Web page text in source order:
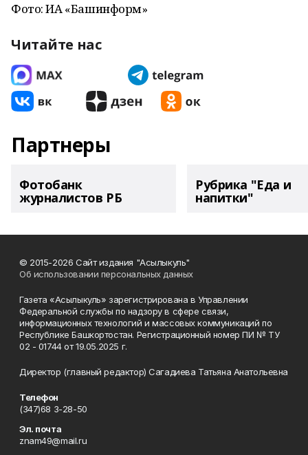
Фото: ИА «Башинформ»
Читайте нас
Партнеры
Фотобанк
журналистов РБ
Рубрика "Еда и
напитки"
© 2015-2026 Сайт издания "Асылыкуль"
Об использовании персональных данных
Газета «Асылыкуль» зарегистрирована в Управлении
Федеральной службы по надзору в сфере связи,
информационных технологий и массовых коммуникаций по
Республике Башкортостан. Регистрационный номер ПИ № ТУ
02 - 01744 от 19.05.2025 г.
Директор (главный редактор) Сагадиева Татьяна Анатольевна
Телефон
(347)68 3-28-50
Эл. почта
znam49@mail.ru